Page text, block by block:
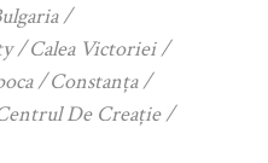
Calea Victoriei
Constanța
De Creație